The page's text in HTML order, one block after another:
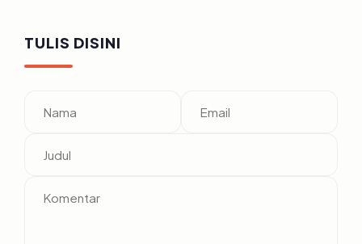
TULIS DISINI